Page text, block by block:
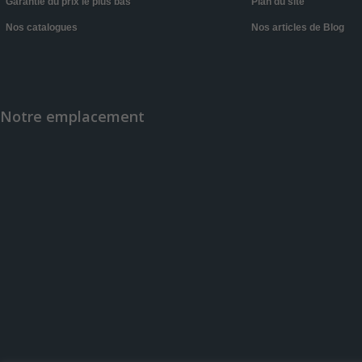
Nos catalogues Nos articles de Blog
Notre emplacement